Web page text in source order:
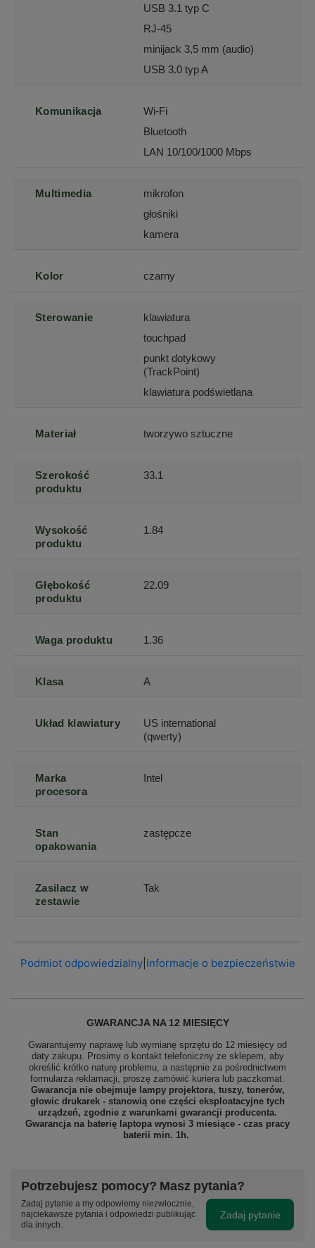
USB 3.1 typ C
RJ-45
minijack 3,5 mm (audio)
USB 3.0 typ A
Komunikacja
Wi-Fi
Bluetooth
LAN 10/100/1000 Mbps
Multimedia
mikrofon
głośniki
kamera
Kolor czarny
Sterowanie
klawiatura
touchpad
punkt dotykowy
(TrackPoint)
klawiatura podświetlana
Materiał tworzywo sztuczne
Szerokość
produktu
33.1
Wysokość
produktu
1.84
Głębokość
produktu
22.09
Waga produktu 1.36
Klasa A
Układ klawiatury
US international
(qwerty)
Marka
procesora
Intel
Stan
opakowania
zastępcze
Zasilacz w
zestawie
Tak
Podmiot odpowiedzialny| Informacje o bezpieczeństwie
GWARANCJA NA 12 MIESIĘCY
Gwarantujemy naprawę lub wymianę sprzętu do 12 miesięcy od
daty zakupu. Prosimy o kontakt telefoniczny ze sklepem, aby
określić krótko naturę problemu, a następnie za pośrednictwem
formularza reklamacji, proszę zamówić kuriera lub paczkomat.
Gwarancja nie obejmuje lampy projektora, tuszy, tonerów,
głowic drukarek - stanowią one części eksploatacyjne tych
urządzeń, zgodnie z warunkami gwarancji producenta.
Gwarancja na baterię laptopa wynosi 3 miesiące - czas pracy
baterii min. 1h.
Potrzebujesz pomocy? Masz pytania?
Zadaj pytanie a my odpowiemy niezwłocznie,
najciekawsze pytania i odpowiedzi publikując
dla innych.
Zadaj pytanie